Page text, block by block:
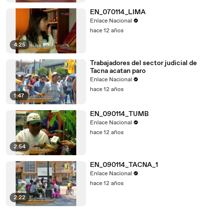
4:25
EN_070114_LIMA
Enlace Nacional
hace 12 años
1:47
Trabajadores del sector judicial de
Tacna acatan paro
Enlace Nacional
hace 12 años
2:54
EN_090114_TUMB
Enlace Nacional
hace 12 años
2:22
EN_090114_TACNA_1
Enlace Nacional
hace 12 años